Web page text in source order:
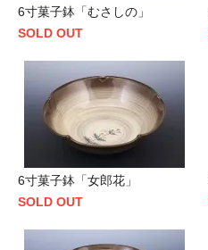
6寸菓子鉢「むさしの」
SOLD OUT
6寸菓子鉢「女郎花」
SOLD OUT